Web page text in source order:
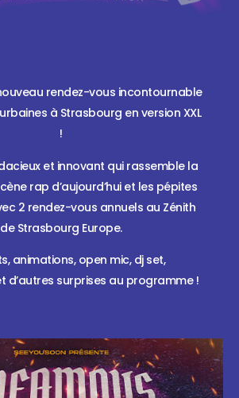
rendez-vous incontournable
à Strasbourg en version XXL
!
et innovant qui rassemble la
rap d’aujourd’hui et les pépites
2 rendez-vous annuels au Zénith
de Strasbourg Europe.
animations, open mic, dj set,
d’autres surprises au programme !